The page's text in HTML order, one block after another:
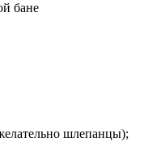
шлепанцы);